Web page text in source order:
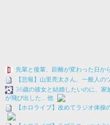
先輩と後輩、距離が変わった日か
【悲報】山里亮太さん、一般人
36歳の彼女と結婚したいのに、
が飛び出した… 他
【ホロライブ】改めてラジオ体操